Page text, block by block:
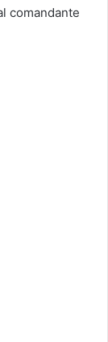
comandante